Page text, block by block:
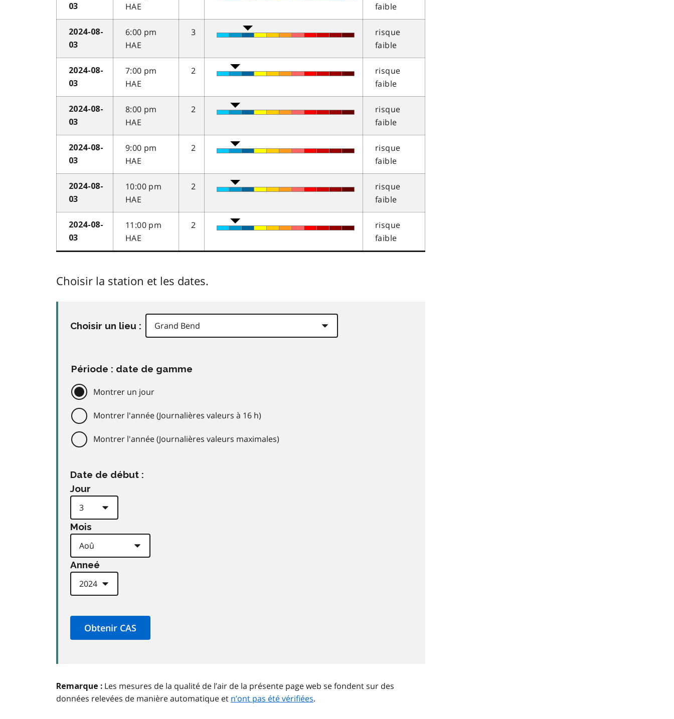
03
HAE
faible
2024-08-
03
6:00 pm
HAE
3
risque
faible
2024-08-
03
7:00 pm
HAE
2
risque
faible
2024-08-
03
8:00 pm
HAE
2
risque
faible
2024-08-
03
9:00 pm
HAE
2
risque
faible
2024-08-
03
10:00 pm
HAE
2
risque
faible
2024-08-
03
11:00 pm
HAE
2
risque
faible
Choisir la station et les dates.
Choisir un lieu :
Période : date de gamme
Montrer un jour
Montrer l'année (Journalières valeurs à 16 h)
Montrer l'année (Journalières valeurs maximales)
Date de début :
Jour
Mois
Anneé
Remarque : Les mesures de la qualité de l’air de la présente page web se fondent sur des
données relevées de manière automatique et n’ont pas été vérifiées.